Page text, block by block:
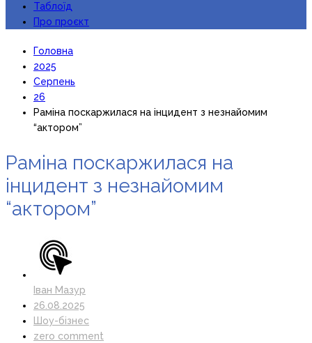
Таблоїд
Про проєкт
Головна
2025
Серпень
26
Раміна поскаржилася на інцидент з незнайомим
“актором”
Раміна поскаржилася на
інцидент з незнайомим
“актором”
Іван Мазур
26.08.2025
Шоу-бізнес
zero comment